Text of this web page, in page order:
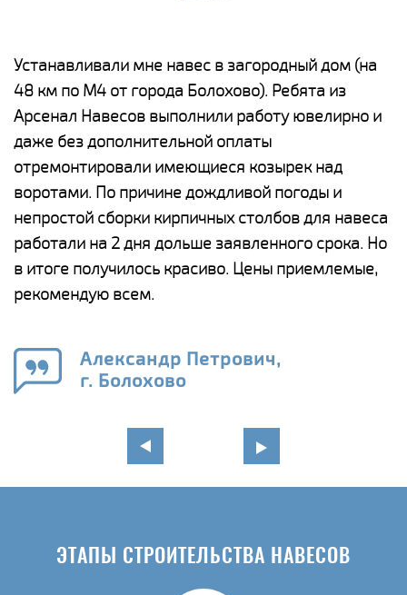
Устанавливали мне навес в загородный дом (на
48 км по М4 от города Болохово). Ребята из
Арсенал Навесов выполнили работу ювелирно и
даже без дополнительной оплаты
отремонтировали имеющиеся козырек над
воротами. По причине дождливой погоды и
непростой сборки кирпичных столбов для навеса
работали на 2 дня дольше заявленного срока. Но
в итоге получилось красиво. Цены приемлемые,
рекомендую всем.
Александр Петрович,
г. Болохово
ЭТАПЫ СТРОИТЕЛЬСТВА НАВЕСОВ